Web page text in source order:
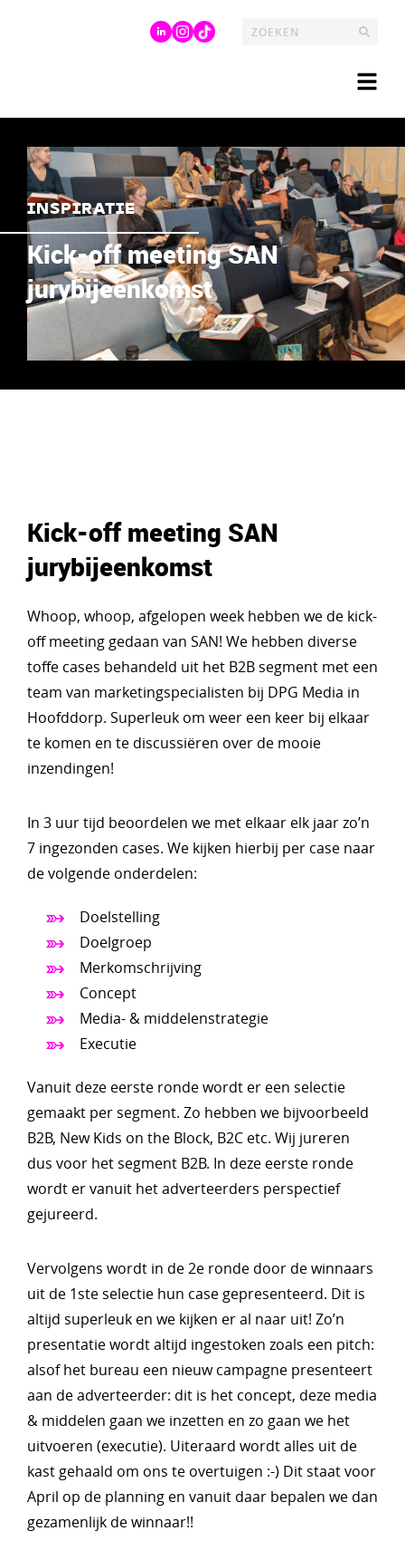
INSPIRATIE
Kick-off meeting SAN
jurybijeenkomst
Kick-off meeting SAN
jurybijeenkomst
Whoop, whoop, afgelopen week hebben we de kick-
off meeting gedaan van SAN! We hebben diverse
toffe cases behandeld uit het B2B segment met een
team van marketingspecialisten bij DPG Media in
Hoofddorp. Superleuk om weer een keer bij elkaar
te komen en te discussiëren over de mooie
inzendingen!
In 3 uur tijd beoordelen we met elkaar elk jaar zo’n
7 ingezonden cases. We kijken hierbij per case naar
de volgende onderdelen:
Doelstelling
Doelgroep
Merkomschrijving
Concept
Media- & middelenstrategie
Executie
Vanuit deze eerste ronde wordt er een selectie
gemaakt per segment. Zo hebben we bijvoorbeeld
B2B, New Kids on the Block, B2C etc. Wij jureren
dus voor het segment B2B. In deze eerste ronde
wordt er vanuit het adverteerders perspectief
gejureerd.
Vervolgens wordt in de 2e ronde door de winnaars
uit de 1ste selectie hun case gepresenteerd. Dit is
altijd superleuk en we kijken er al naar uit! Zo’n
presentatie wordt altijd ingestoken zoals een pitch:
alsof het bureau een nieuw campagne presenteert
aan de adverteerder: dit is het concept, deze media
& middelen gaan we inzetten en zo gaan we het
uitvoeren (executie). Uiteraard wordt alles uit de
kast gehaald om ons te overtuigen :-) Dit staat voor
April op de planning en vanuit daar bepalen we dan
gezamenlijk de winnaar!!